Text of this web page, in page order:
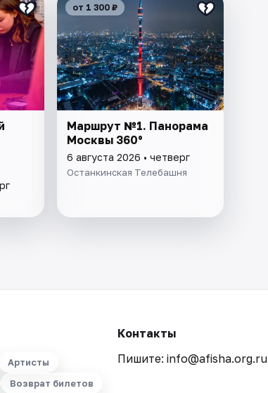
от 1 300 ₽
Маршрут №1. Панорама
Москвы 360°
6 августа 2026 • четверг
Останкинская Телебашня
Артисты
Возврат билетов
Контакты
Пишите: info@afisha.org.ru